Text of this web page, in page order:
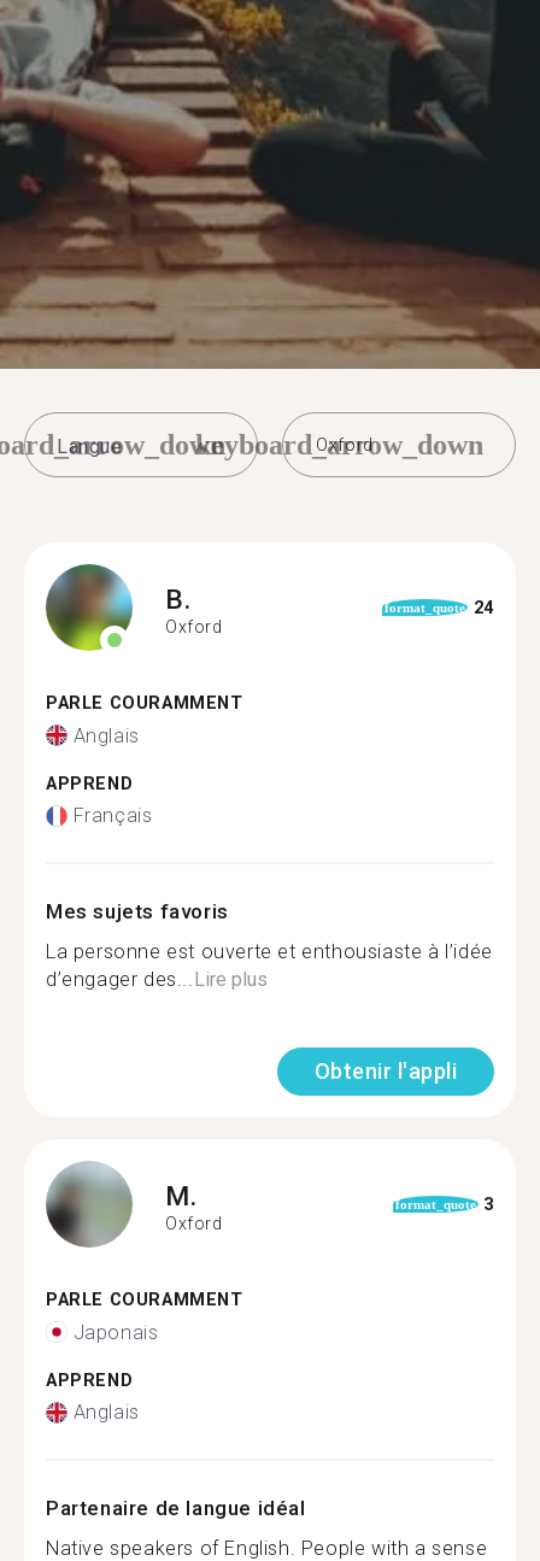
Oxford
keyboard_arrow_down
B.
Oxford
format_quote 24
PARLE COURAMMENT
Anglais
APPREND
Français
Mes sujets favoris
La personne est ouverte et enthousiaste à l’idée
d’engager des...Lire plus
Obtenir l'appli
M.
Oxford
format_quote 3
PARLE COURAMMENT
Japonais
APPREND
Anglais
Partenaire de langue idéal
Native speakers of English. People with a sense